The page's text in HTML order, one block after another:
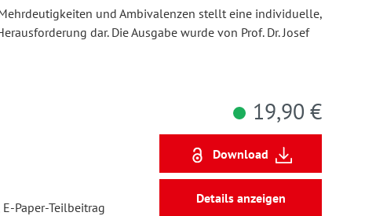
und Ambivalenzen stellt eine individuelle,
dar. Die Ausgabe wurde von Prof. Dr. Josef
Paper-Teilbeitrag
19,90 €
Download
Details anzeigen